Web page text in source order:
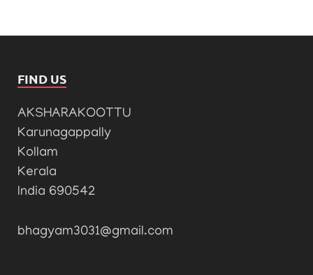
FIND US
AKSHARAKOOTTU
Karunagappally
Kollam
Kerala
India 690542
bhagyam3031@gmail.com